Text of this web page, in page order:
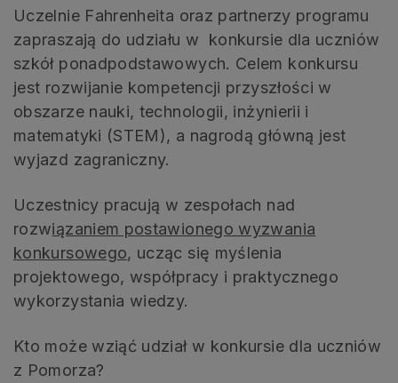
Uczelnie Fahrenheita oraz partnerzy programu
zapraszają do udziału w konkursie dla uczniów
szkół ponadpodstawowych. Celem konkursu
jest rozwijanie kompetencji przyszłości w
obszarze nauki, technologii, inżynierii i
matematyki (STEM), a nagrodą główną jest
wyjazd zagraniczny.
Uczestnicy pracują w zespołach nad
rozwiązaniem postawionego wyzwania
konkursowego, ucząc się myślenia
projektowego, współpracy i praktycznego
wykorzystania wiedzy.
Kto może wziąć udział w konkursie dla uczniów
z Pomorza?